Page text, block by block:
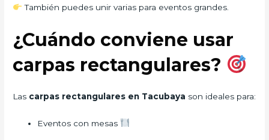
También puedes unir varias para eventos grandes.
¿Cuándo conviene usar
carpas rectangulares?
Las carpas rectangulares en Tacubaya son ideales para:
Eventos con mesas